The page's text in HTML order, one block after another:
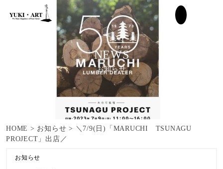
NEWS
お知らせ
HOME > お知らせ > ＼7/9(日)「MARUCHI TSUNAGU
PROJECT」出店／
お知らせ